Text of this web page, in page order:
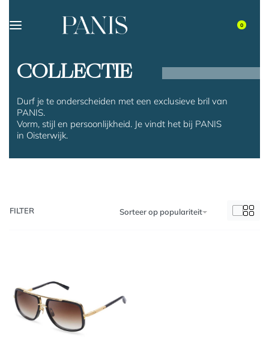
0
COLLECTIE
Durf je te onderscheiden met een exclusieve bril van
PANIS.
Vorm, stijl en persoonlijkheid. Je vindt het bij PANIS
in Oisterwijk.
Sorteer op populariteit
FILTER